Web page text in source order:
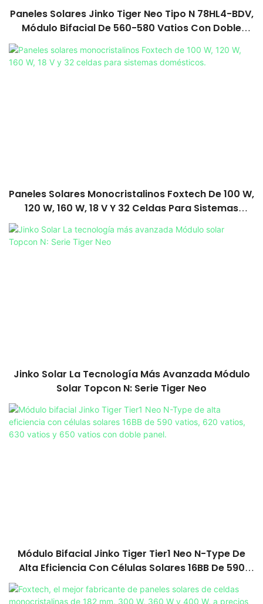
Paneles Solares Jinko Tiger Neo Tipo N 78HL4-BDV,
Módulo Bifacial De 560-580 Vatios Con Doble
Paneles Solares Monocristalinos Foxtech De 100 W,
120 W, 160 W, 18 V Y 32 Celdas Para Sistemas
Jinko Solar La Tecnología Más Avanzada Módulo
Solar Topcon N: Serie Tiger Neo
Módulo Bifacial Jinko Tiger Tier1 Neo N-Type De
Alta Eficiencia Con Células Solares 16BB De 590
Vatios, 620 Vatios, 630 Vatios Y 650 Vatios Con
Doble Panel.